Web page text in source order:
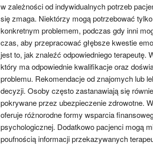
w zależności od indywidualnych potrzeb
się zmaga. Niektórzy mogą potrzebować
konkretnym problemem, podczas gdy inni
czas, aby przepracować głębsze kwestie
jest to, jak znaleźć odpowiedniego terapeutę.
który ma odpowiednie kwalifikacje oraz
problemu. Rekomendacje od znajomych lub
decyzji. Osoby często zastanawiają się
pokrywane przez ubezpieczenie zdrowotne.
oferuje różnorodne formy wsparcia
psychologicznej. Dodatkowo pacjenci mogą
poufnością informacji przekazywanych